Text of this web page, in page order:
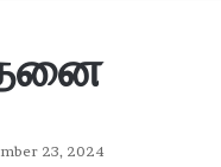
23, 2024